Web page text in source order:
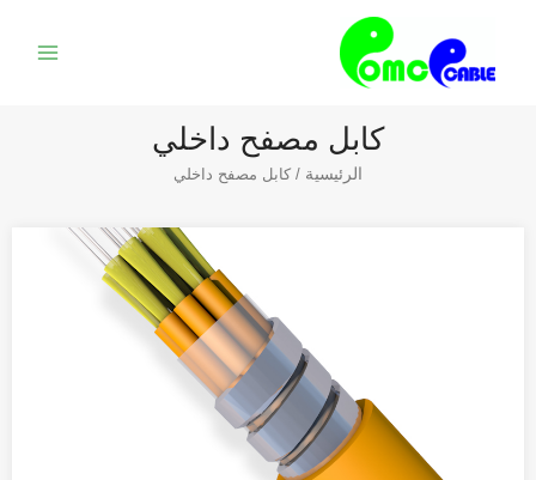
المحتوى
كابل مصفح داخلي
الرئيسية / كابل مصفح داخلي